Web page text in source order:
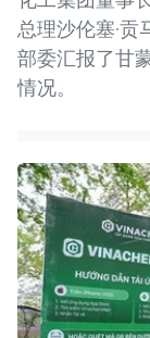
总理沙伦塞·贡
部委汇报了甘
情况。